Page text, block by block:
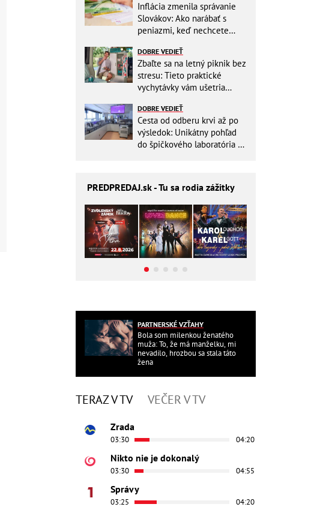
Inflácia zmenila správanie
Slovákov: Ako narábať s
peniazmi, keď nechcete
DOBRE VEDIEŤ
Zbaľte sa na letný piknik bez
stresu: Tieto praktické
vychytávky vám ušetria
DOBRE VEDIEŤ
Cesta od odberu krvi až po
výsledok: Unikátny pohľad
do špičkového laboratória na
PREDPREDAJ.sk - Tu sa rodia zážitky
PARTNERSKÉ VZŤAHY
Bola som milenkou ženatého
muža: To, že má manželku, mi
nevadilo, hrozbou sa stala táto
žena
TERAZ V TV VEČER V TV
Zrada
03:30 04:20
Nikto nie je dokonalý
03:30 04:55
Správy
03:25 04:20